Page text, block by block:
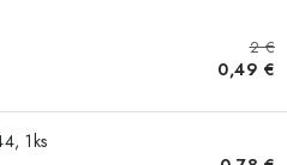
2 €
0,49 €
1ks